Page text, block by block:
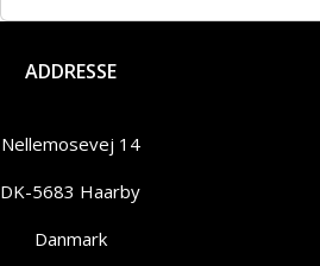
ADDRESSE
Nellemosevej 14
DK-5683 Haarby
Danmark